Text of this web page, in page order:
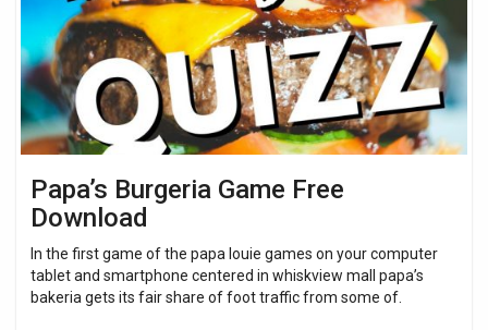
Papa’s Burgeria Game Free
Download
In the first game of the papa louie games on your computer
tablet and smartphone centered in whiskview mall papa’s
bakeria gets its fair share of foot traffic from some of.